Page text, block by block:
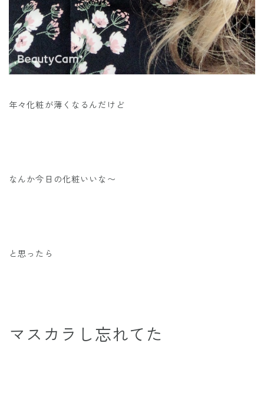
年々化粧が薄くなるんだけど
なんか今日の化粧いいな〜
と思ったら
マスカラし忘れてた